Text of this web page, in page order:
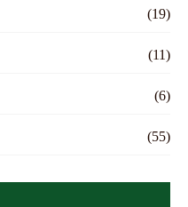
(19)
(11)
(6)
(55)